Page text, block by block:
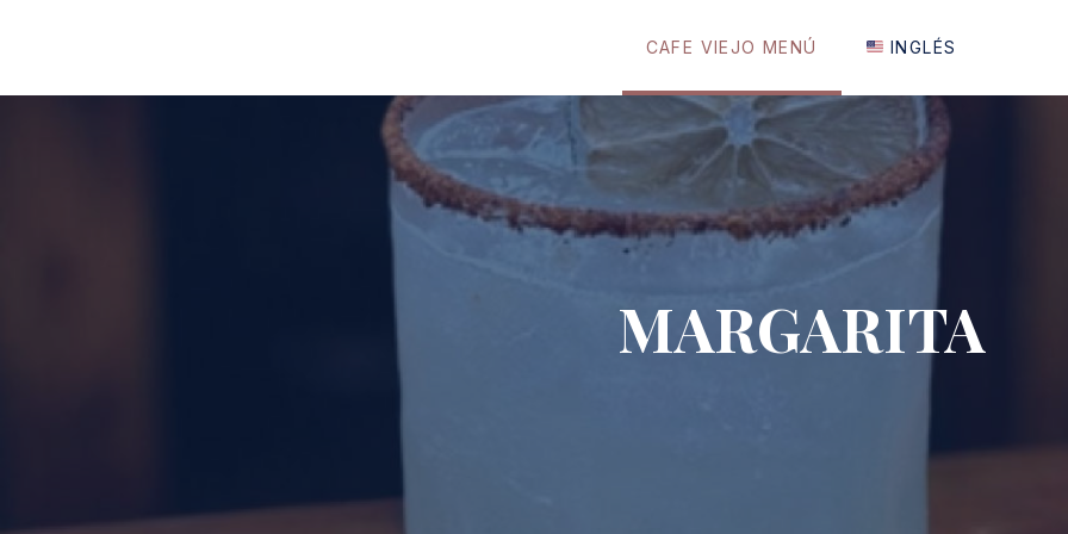
CAFE VIEJO MENÚ INGLÉS
MARGARITA